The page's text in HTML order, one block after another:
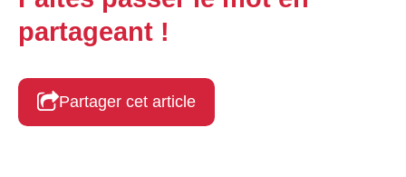
partageant !
Partager cet article